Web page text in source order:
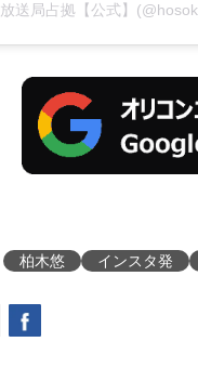
放送局占拠【公式】
柏木悠 インスタ発